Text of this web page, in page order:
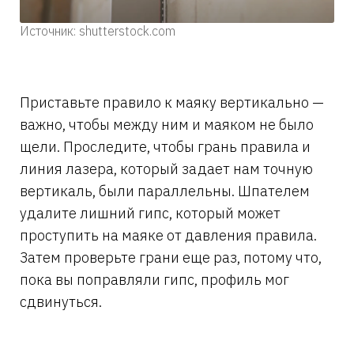
Приставьте правило к маяку вертикально —
важно, чтобы между ним и маяком не было
щели. Проследите, чтобы грань правила и
линия лазера, который задает нам точную
вертикаль, были параллельны. Шпателем
удалите лишний гипс, который может
проступить на маяке от давления правила.
Затем проверьте грани еще раз, потому что,
пока вы поправляли гипс, профиль мог
сдвинуться.
Источник: shutterstock.com